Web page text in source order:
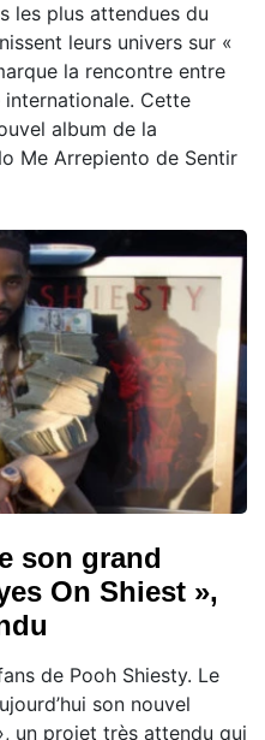
les plus attendues du
leurs univers sur «
la rencontre entre
Cette
album de la
Me Arrepiento de Sentir
son grand
On Shiest »,
de Pooh Shiesty. Le
son nouvel
un projet très attendu qui